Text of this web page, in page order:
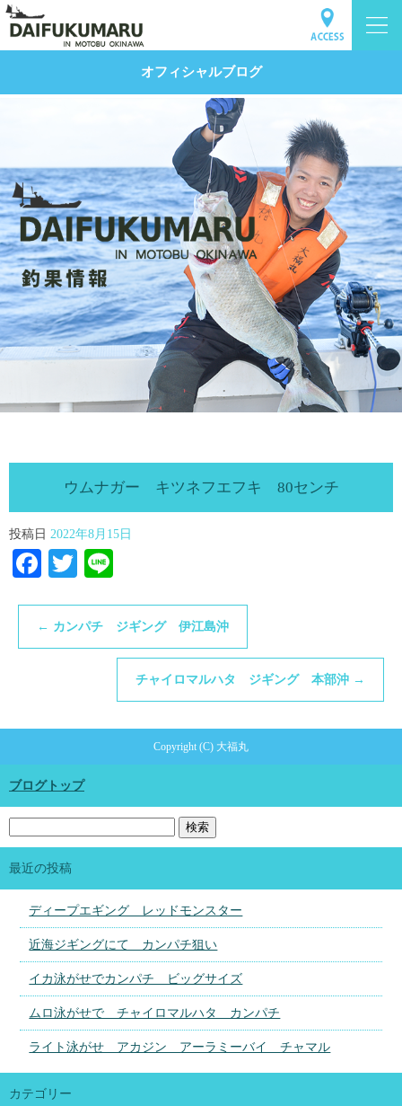
オフィシャルブログ
ウムナガー キツネフエフキ 80センチ
投稿日 2022年8月15日
Facebook
Twitter
← カンパチ ジギング 伊江島沖
チャイロマルハタ ジギング 本部沖 →
Copyright (C) 大福丸
ブログトップ
最近の投稿
ディープエギング レッドモンスター
近海ジギングにて カンパチ狙い
イカ泳がせでカンパチ ビッグサイズ
ムロ泳がせで チャイロマルハタ カンパチ
ライト泳がせ アカジン アーラミーバイ チャマル
カテゴリー